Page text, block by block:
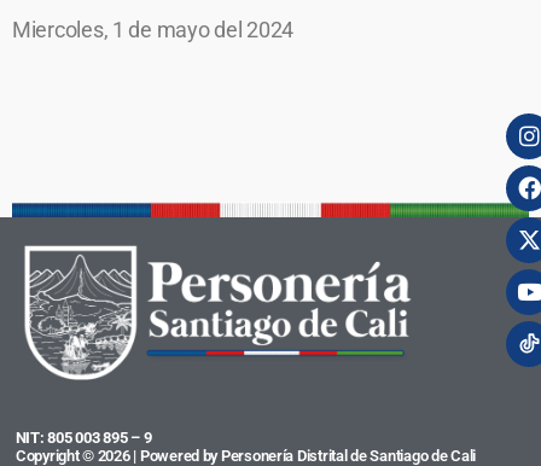
Miercoles, 1 de mayo del 2024
NIT: 805 003 895 – 9
Copyright © 2026 | Powered by Personería Distrital de Santiago de Cali